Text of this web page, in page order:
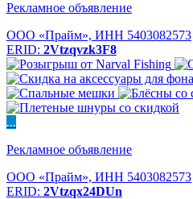
Рекламное объявление
ООО «Прайм», ИНН 5403082573
ERID: 2Vtzqvzk3F8
...
Рекламное объявление
ООО «Прайм», ИНН 5403082573
ERID: 2Vtzqx24DUn